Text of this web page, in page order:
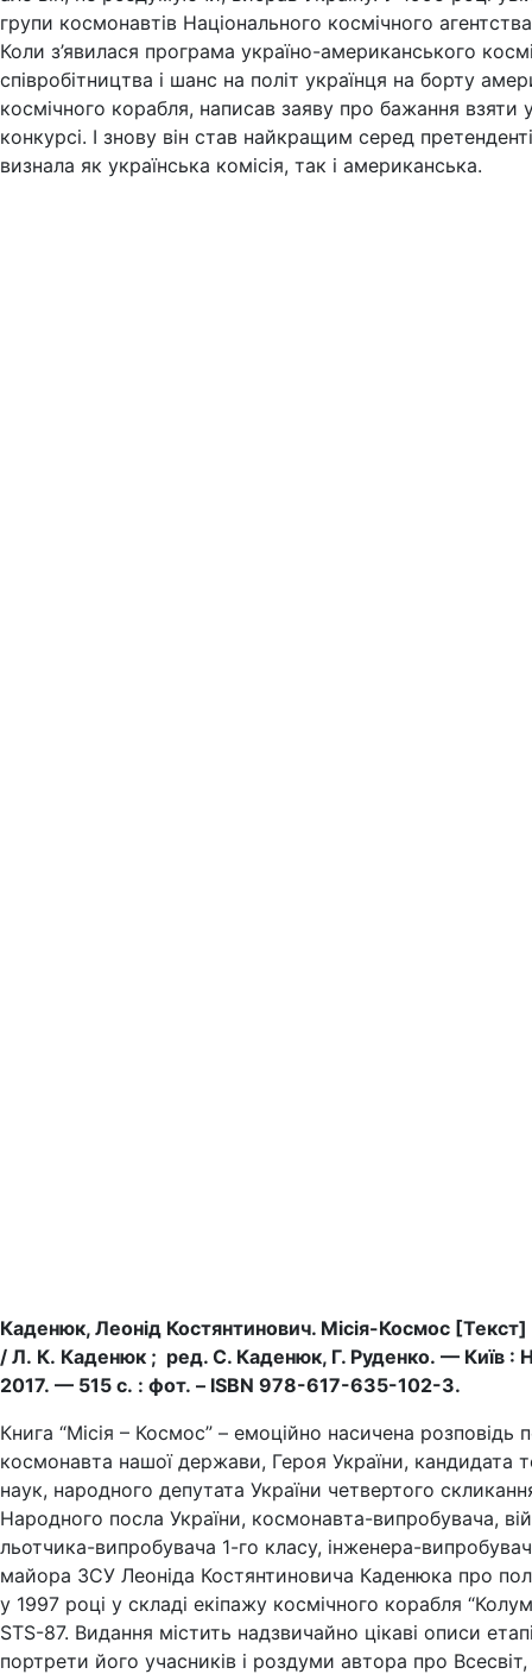
групи космонавтів Національного космічного
Коли з’явилася програма україно-американського
співробітництва і шанс на політ українця на борту
космічного корабля, написав заяву про бажання взяти
конкурсі. І знову він став найкращим серед
визнала як українська комісія, так і американська.
Каденюк, Леонід Костянтинович. Місія-Космос [Текст]
/ Л. К. Каденюк ; ред. С. Каденюк, Г. Руденко. — Київ :
2017. — 515 с. : фот. – ISBN 978-617-635-102-3.
Книга “Місія – Космос” – емоційно насичена розповідь
космонавта нашої держави, Героя України, кандидата
наук, народного депутата України четвертого
Народного посла України, космонавта-випробувача,
льотчика-випробувача 1-го класу, інженера-
майора ЗСУ Леоніда Костянтиновича Каденюка про
у 1997 році у складі екіпажу космічного корабля
STS-87. Видання містить надзвичайно цікаві описи
портрети його учасників і роздуми автора про